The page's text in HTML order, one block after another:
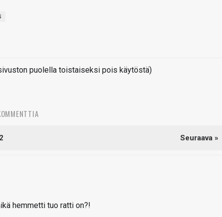
puolella toistaiseksi pois käytöstä)
2 Seuraava »
hemmetti tuo ratti on?!